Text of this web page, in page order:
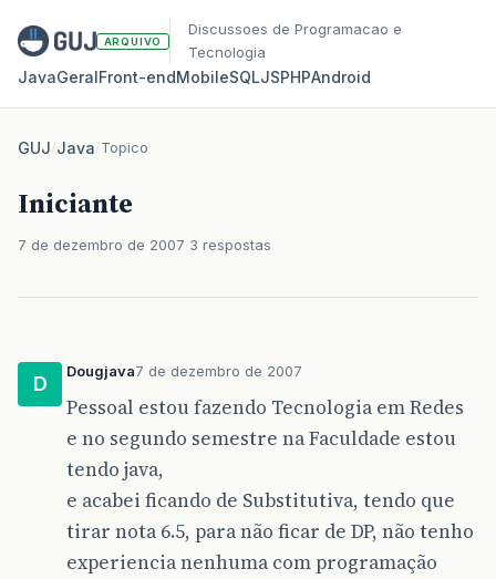
ARQUIVO
Discussoes de Programacao e
Tecnologia
JavaGeralFront‑endMobileSQLJSPHPAndroid
GUJ/Java/Topico
Iniciante
7 de dezembro de 2007 3 respostas
D
Dougjava7 de dezembro de 2007
Pessoal estou fazendo Tecnologia em Redes
e no segundo semestre na Faculdade estou
tendo java,
e acabei ficando de Substitutiva, tendo que
tirar nota 6.5, para não ficar de DP, não tenho
experiencia nenhuma com programação